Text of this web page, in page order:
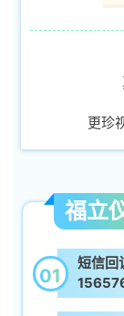
更珍
福立
01
短信回